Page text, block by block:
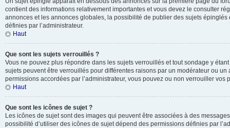
contient des informations relativement importantes et vous devez le consulter
annonces et les annonces globales, la possibilité de publier des sujets
définies par l’administrateur.
Haut
Que sont les sujets verrouillés ?
Vous ne pouvez plus répondre dans les sujets verrouillés et tout sondage y
sujets peuvent être verrouillés pour différentes raisons par un modérateur ou un
permissions accordées par l’administrateur, vous pouvez ou non verrouiller vos
Haut
Que sont les icônes de sujet ?
Les icônes de sujet sont des images qui peuvent être associées à des
possibilité d’utiliser des icônes de sujet dépend des permissions définies par